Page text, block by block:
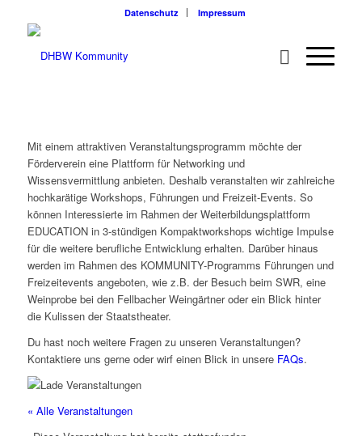
Datenschutz Impressum
Mit einem attraktiven Veranstaltungsprogramm möchte der
Förderverein eine Plattform für Networking und
Wissensvermittlung anbieten. Deshalb veranstalten wir zahlreiche
hochkarätige Workshops, Führungen und Freizeit-Events. So
können Interessierte im Rahmen der Weiterbildungsplattform
EDUCATION in 3-stündigen Kompaktworkshops wichtige Impulse
für die weitere berufliche Entwicklung erhalten. Darüber hinaus
werden im Rahmen des KOMMUNITY-Programms Führungen und
Freizeitevents angeboten, wie z.B. der Besuch beim SWR, eine
Weinprobe bei den Fellbacher Weingärtner oder ein Blick hinter
die Kulissen der Staatstheater.
Du hast noch weitere Fragen zu unseren Veranstaltungen?
Kontaktiere uns gerne oder wirf einen Blick in unsere FAQs.
« Alle Veranstaltungen